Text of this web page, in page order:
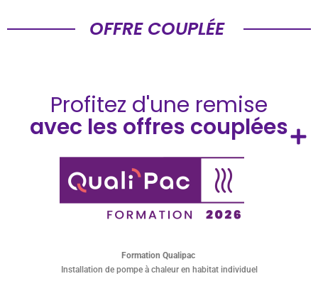
OFFRE COUPLÉE
Profitez d'une remise
avec les offres couplées
Formation Qualipac
Installation de pompe à chaleur en habitat individuel